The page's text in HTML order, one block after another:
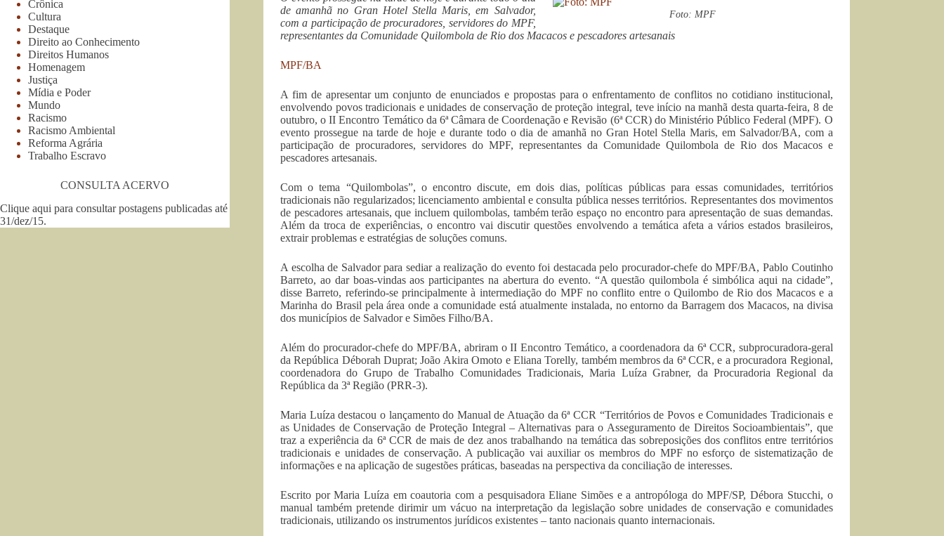
Foto: MPF
de amanhã no Gran Hotel Stella Maris, em Salvador,
com a participação de procuradores, servidores do MPF,
representantes da Comunidade Quilombola de Rio dos Macacos e pescadores artesanais
MPF/BA
A fim de apresentar um conjunto de enunciados e propostas para o enfrentamento de conflitos no cotidiano institucional,
envolvendo povos tradicionais e unidades de conservação de proteção integral, teve início na manhã desta quarta-feira, 8 de
outubro, o II Encontro Temático da 6ª Câmara de Coordenação e Revisão (6ª CCR) do Ministério Público Federal (MPF). O
evento prossegue na tarde de hoje e durante todo o dia de amanhã no Gran Hotel Stella Maris, em Salvador/BA, com a
participação de procuradores, servidores do MPF, representantes da Comunidade Quilombola de Rio dos Macacos e
pescadores artesanais.
Com o tema “Quilombolas”, o encontro discute, em dois dias, políticas públicas para essas comunidades, territórios
tradicionais não regularizados; licenciamento ambiental e consulta pública nesses territórios. Representantes dos movimentos
de pescadores artesanais, que incluem quilombolas, também terão espaço no encontro para apresentação de suas demandas.
Além da troca de experiências, o encontro vai discutir questões envolvendo a temática afeta a vários estados brasileiros,
extrair problemas e estratégias de soluções comuns.
A escolha de Salvador para sediar a realização do evento foi destacada pelo procurador-chefe do MPF/BA, Pablo Coutinho
Barreto, ao dar boas-vindas aos participantes na abertura do evento. “A questão quilombola é simbólica aqui na cidade”,
disse Barreto, referindo-se principalmente à intermediação do MPF no conflito entre o Quilombo de Rio dos Macacos e a
Marinha do Brasil pela área onde a comunidade está atualmente instalada, no entorno da Barragem dos Macacos, na divisa
dos municípios de Salvador e Simões Filho/BA.
Além do procurador-chefe do MPF/BA, abriram o II Encontro Temático, a coordenadora da 6ª CCR, subprocuradora-geral
da República Déborah Duprat; João Akira Omoto e Eliana Torelly, também membros da 6ª CCR, e a procuradora Regional,
coordenadora do Grupo de Trabalho Comunidades Tradicionais, Maria Luíza Grabner, da Procuradoria Regional da
República da 3ª Região (PRR-3).
Maria Luíza destacou o lançamento do Manual de Atuação da 6ª CCR “Territórios de Povos e Comunidades Tradicionais e
as Unidades de Conservação de Proteção Integral – Alternativas para o Asseguramento de Direitos Socioambientais”, que
traz a experiência da 6ª CCR de mais de dez anos trabalhando na temática das sobreposições dos conflitos entre territórios
tradicionais e unidades de conservação. A publicação vai auxiliar os membros do MPF no esforço de sistematização de
informações e na aplicação de sugestões práticas, baseadas na perspectiva da conciliação de interesses.
Escrito por Maria Luíza em coautoria com a pesquisadora Eliane Simões e a antropóloga do MPF/SP, Débora Stucchi, o
manual também pretende dirimir um vácuo na interpretação da legislação sobre unidades de conservação e comunidades
tradicionais, utilizando os instrumentos jurídicos existentes – tanto nacionais quanto internacionais.
Crônica
Cultura
Destaque
Direito ao Conhecimento
Direitos Humanos
Homenagem
Justiça
Mídia e Poder
Mundo
Racismo
Racismo Ambiental
Reforma Agrária
Trabalho Escravo
CONSULTA ACERVO
Clique aqui para consultar postagens publicadas até
31/dez/15.